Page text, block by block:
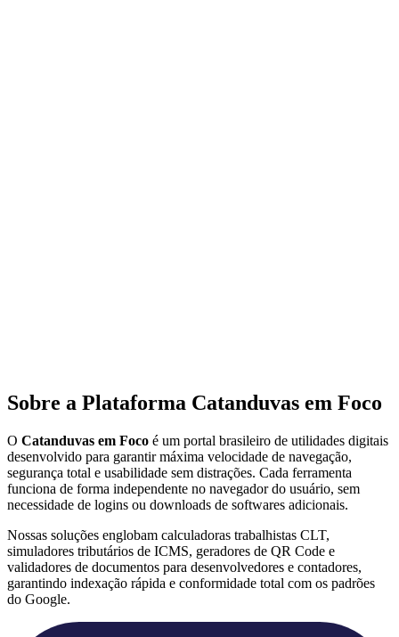
Sobre a Plataforma Catanduvas em Foco
O Catanduvas em Foco é um portal brasileiro de utilidades digitais
desenvolvido para garantir máxima velocidade de navegação,
segurança total e usabilidade sem distrações. Cada ferramenta
funciona de forma independente no navegador do usuário, sem
necessidade de logins ou downloads de softwares adicionais.
Nossas soluções englobam calculadoras trabalhistas CLT,
simuladores tributários de ICMS, geradores de QR Code e
validadores de documentos para desenvolvedores e contadores,
garantindo indexação rápida e conformidade total com os padrões
do Google.